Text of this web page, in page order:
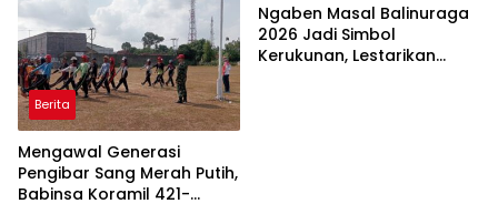
Berita
Mengawal Generasi
Pengibar Sang Merah Putih,
Babinsa Koramil 421-
Ngaben Masal Balinuraga
2026 Jadi Simbol
Kerukunan, Lestarikan